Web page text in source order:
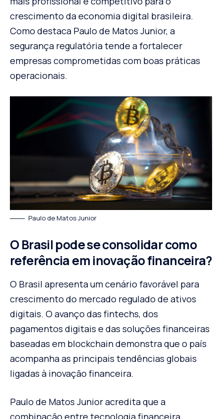
crescimento da economia digital brasileira.
Como destaca Paulo de Matos Junior, a
segurança regulatória tende a fortalecer
empresas comprometidas com boas práticas
operacionais.
Paulo de Matos Junior
O Brasil pode se consolidar como
referência em inovação financeira?
O Brasil apresenta um cenário favorável para
crescimento do mercado regulado de ativos
digitais. O avanço das fintechs, dos
pagamentos digitais e das soluções financeiras
baseadas em blockchain demonstra que o país
acompanha as principais tendências globais
ligadas à inovação financeira.
Paulo de Matos Junior acredita que a